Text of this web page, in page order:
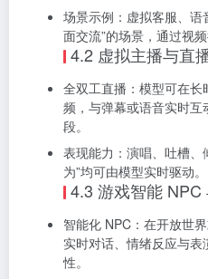
场景示例：虚拟客服、语
面交流”的场景，通过视
4.2 虚拟主播与直
全双工直播：模型可在
频，与弹幕或语音实时
段。
表现能力：演唱、吐槽、
为”均可由模型实时驱动。
4.3 游戏智能 NPC
智能化 NPC：在开放世
实时对话、情绪反应与
性。